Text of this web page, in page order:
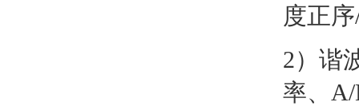
度正
2）谐
率、